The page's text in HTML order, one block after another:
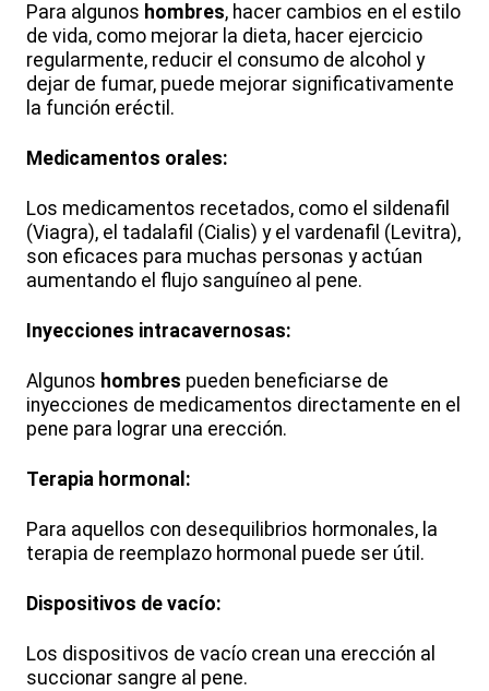
Para algunos hombres, hacer cambios en el estilo
de vida, como mejorar la dieta, hacer ejercicio
regularmente, reducir el consumo de alcohol y
dejar de fumar, puede mejorar significativamente
la función eréctil.
Medicamentos orales:
Los medicamentos recetados, como el sildenafil
(Viagra), el tadalafil (Cialis) y el vardenafil (Levitra),
son eficaces para muchas personas y actúan
aumentando el flujo sanguíneo al pene.
Inyecciones intracavernosas:
Algunos hombres pueden beneficiarse de
inyecciones de medicamentos directamente en el
pene para lograr una erección.
Terapia hormonal:
Para aquellos con desequilibrios hormonales, la
terapia de reemplazo hormonal puede ser útil.
Dispositivos de vacío:
Los dispositivos de vacío crean una erección al
succionar sangre al pene.